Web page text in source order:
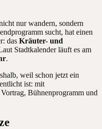
nur wandern, sondern
sucht, hat einen
das Kräuter- und
Stadtkalender läuft es am
.
weil schon jetzt ein
ist: mit
Bühnenprogramm und